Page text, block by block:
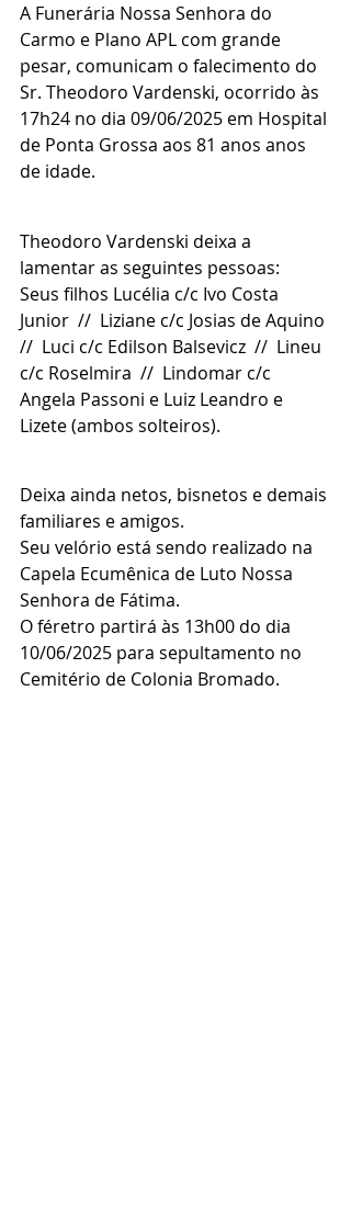
A Funerária Nossa Senhora do
Carmo e Plano APL com grande
pesar, comunicam o falecimento do
Sr. Theodoro Vardenski, ocorrido às
17h24 no dia 09/06/2025 em Hospital
de Ponta Grossa aos 81 anos anos
de idade.
Theodoro Vardenski deixa a
lamentar as seguintes pessoas:
Seus filhos Lucélia c/c Ivo Costa
Junior  //  Liziane c/c Josias de Aquino
//  Luci c/c Edilson Balsevicz  //  Lineu
c/c Roselmira  //  Lindomar c/c
Angela Passoni e Luiz Leandro e
Lizete (ambos solteiros).
Deixa ainda netos, bisnetos e demais
familiares e amigos.
Seu velório está sendo realizado na
Capela Ecumênica de Luto Nossa
Senhora de Fátima.
O féretro partirá às 13h00 do dia
10/06/2025 para sepultamento no
Cemitério de Colonia Bromado.